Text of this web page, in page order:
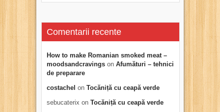
Comentarii recente
How to make Romanian smoked meat –
moodsandcravings on Afumături – tehnici
de preparare
costachel on Tocăniță cu ceapă verde
sebucaterix on Tocăniță cu ceapă verde